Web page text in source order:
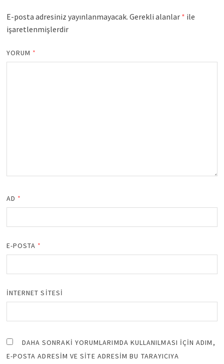
E-posta adresiniz yayınlanmayacak. Gerekli alanlar * ile
işaretlenmişlerdir
YORUM *
AD *
E-POSTA *
İNTERNET SITESI
DAHA SONRAKI YORUMLARIMDA KULLANILMASI IÇIN ADIM,
E-POSTA ADRESIM VE SITE ADRESIM BU TARAYICIYA